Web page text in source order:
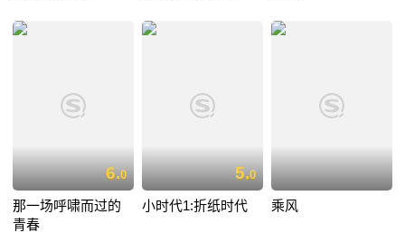
6.0
那一场呼啸而过的
青春
5.0
小时代1:折纸时代 乘风